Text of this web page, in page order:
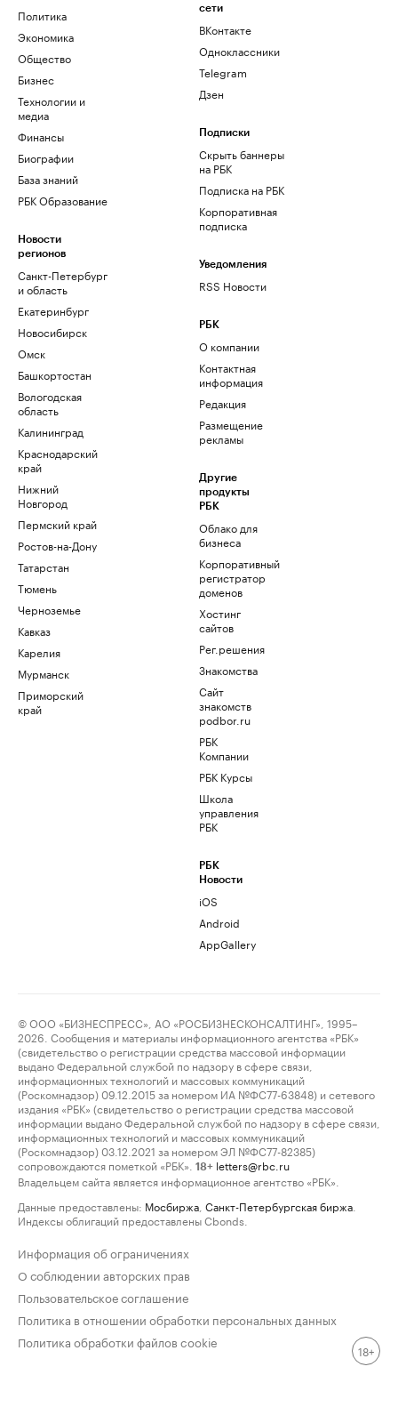
Политика
Экономика
Общество
Бизнес
Технологии и
медиа
Финансы
Биографии
База знаний
РБК Образование
Новости
регионов
Санкт-Петербург
и область
Екатеринбург
Новосибирск
Омск
Башкортостан
Вологодская
область
Калининград
Краснодарский
край
Нижний
Новгород
Пермский край
Ростов-на-Дону
Татарстан
Тюмень
Черноземье
Кавказ
Карелия
Мурманск
Приморский
край
сети
ВКонтакте
Одноклассники
Telegram
Дзен
Подписки
Скрыть баннеры
на РБК
Подписка на РБК
Корпоративная
подписка
Уведомления
RSS Новости
РБК
О компании
Контактная
информация
Редакция
Размещение
рекламы
Другие
продукты
РБК
Облако для
бизнеса
Корпоративный
регистратор
доменов
Хостинг
сайтов
Рег.решения
Знакомства
Сайт
знакомств
podbor.ru
РБК
Компании
РБК Курсы
Школа
управления
РБК
РБК
Новости
iOS
Android
AppGallery
© ООО «БИЗНЕСПРЕСС», АО «РОСБИЗНЕСКОНСАЛТИНГ», 1995–
2026. Сообщения и материалы информационного агентства «РБК»
(свидетельство о регистрации средства массовой информации
выдано Федеральной службой по надзору в сфере связи,
информационных технологий и массовых коммуникаций
(Роскомнадзор) 09.12.2015 за номером ИА №ФС77-63848) и сетевого
издания «РБК» (свидетельство о регистрации средства массовой
информации выдано Федеральной службой по надзору в сфере связи,
информационных технологий и массовых коммуникаций
(Роскомнадзор) 03.12.2021 за номером ЭЛ №ФС77-82385)
сопровождаются пометкой «РБК».
18+ letters@rbc.ru
Владельцем сайта является информационное агентство «РБК».
Данные предоставлены: Мосбиржа Санкт-Петербургская биржа
Индексы облигаций предоставлены Cbonds.
Информация об ограничениях
О соблюдении авторских прав
Пользовательское соглашение
Политика в отношении обработки персональных данных
Политика обработки файлов cookie
18+